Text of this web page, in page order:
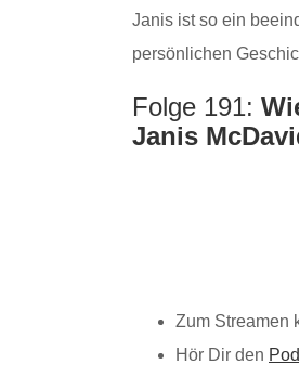
Janis ist so ein
persönlichen
Folge 191:
Janis
Zum Streamen
Hör Dir den